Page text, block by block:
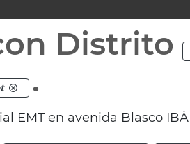
Distrito
.
EMT en avenida Blasco